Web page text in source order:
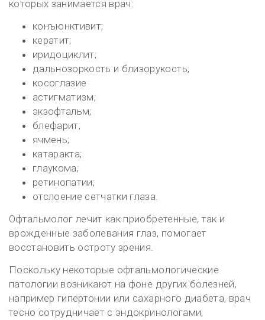
которых занимается врач:
конъюнктивит;
кератит;
иридоциклит;
дальнозоркость и близорукость;
косоглазие
астигматизм;
экзофтальм;
блефарит;
ячмень;
катаракта;
глаукома;
ретинопатии;
отслоение сетчатки глаза.
Офтальмолог лечит как приобретенные, так и
врожденные заболевания глаз, помогает
восстановить остроту зрения.
Поскольку некоторые офтальмологические
патологии возникают на фоне других болезней,
например гипертонии или сахарного диабета, врач
тесно сотрудничает с эндокринологами,